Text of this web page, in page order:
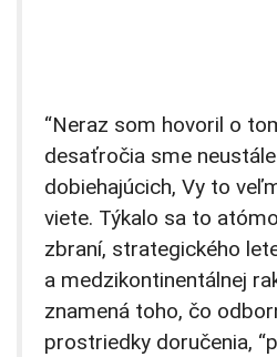
“Neraz som hovoril o
desaťročia sme
dobiehajúcich, Vy to
viete. Týkalo sa to
zbraní, strategického
a medzikontinentálnej
znamená toho, čo
prostriedky doručenia,